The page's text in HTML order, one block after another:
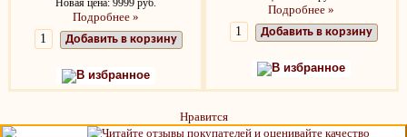
Новая цена: 9999 руб.
Подробнее »
Добавить в корзину
В избранное
Подробнее »
Добавить в корзину
В избранное
Нравится